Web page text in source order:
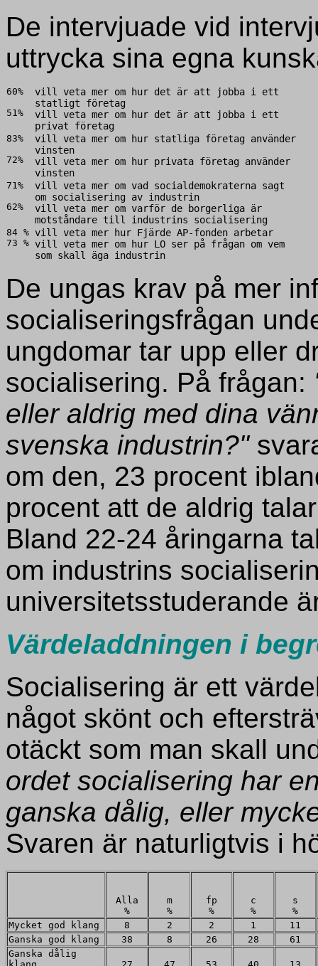
De intervjuade vid
uttrycka sina egna
60%
51%
vill veta mer om hur det är att jobba i ett
statligt företag
vill veta mer om hur det är att jobba i ett
privat företag
83%
72%
vill veta mer om hur statliga företag använder
vinsten
vill veta mer om hur privata företag använder
vinsten
71%
62%
vill veta mer om vad socialdemokraterna sagt
om socialisering av industrin
vill veta mer om varför de borgerliga är
motståndare till industrins socialisering
84 %
73 %
vill veta mer hur Fjärde AP-fonden arbetar
vill veta mer om hur LO ser på frågan om vem
som skall äga industrin
De ungas krav på mer
socialiseringsfrågan
ungdomar tar upp eller
socialisering. På frågan:
eller aldrig med dina
svenska industrin?"
om den, 23 procent
procent att de aldrig
Bland 22-24 åringarna
om industrins
universitetsstuderande
Värdeladdningen i
Socialisering är ett
något skönt och
otäckt som man skall
ordet socialisering har
ganska dålig, eller
Svaren är naturligtvis i
Alla
%
m
%
fp
%
c
%
s
%
Mycket god klang
8 2 2 1
11
Ganska god klang
38 8 26 28
61
Ganska dålig